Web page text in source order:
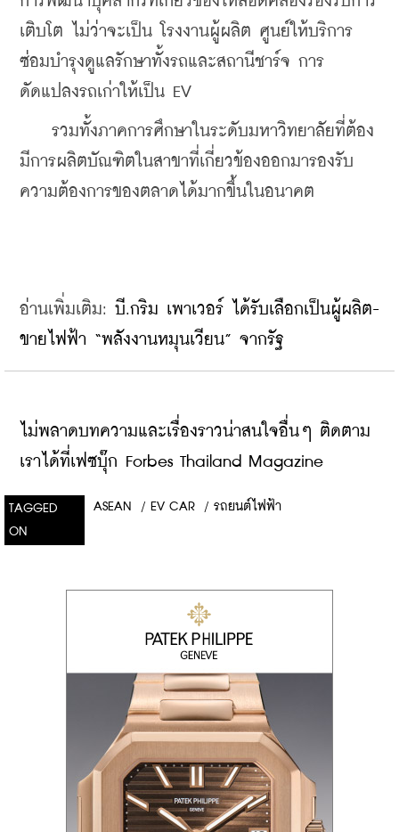
เติบโต ไม่ว่าจะเป็น โรงงานผู้ผลิต ศูนย์ให้บริการ
ซ่อมบำรุงดูแลรักษาทั้งรถและสถานีชาร์จ การ
ดัดแปลงรถเก่าให้เป็น EV
รวมทั้งภาคการศึกษาในระดับมหาวิทยาลัยที่ต้อง
มีการผลิตบัณฑิตในสาขาที่เกี่ยวข้องออกมารองรับ
ความต้องการของตลาดได้มากขึ้นในอนาคต
อ่านเพิ่มเติม: บี.กริม เพาเวอร์ ได้รับเลือกเป็นผู้ผลิต-
ขายไฟฟ้า “พลังงานหมุนเวียน” จากรัฐ
ไม่พลาดบทความและเรื่องราวน่าสนใจอื่นๆ ติดตาม
เราได้ที่เฟซบุ๊ก Forbes Thailand Magazine
TAGGED
ON
ASEAN / EV CAR / รถยนต์ไฟฟ้า